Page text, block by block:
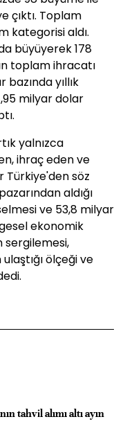
çıktı. Toplam
kategorisi aldı.
büyüyerek 178
toplam ihracatı
bazında yıllık
milyar dolar
yalnızca
ihraç eden ve
söz
aldığı
ve 53,8 milyar
ekonomik
sergilemesi,
ölçeği ve
tahvil alımı altı ayın